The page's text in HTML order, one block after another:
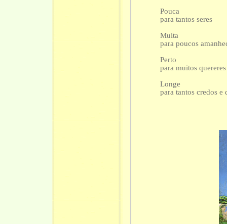
Pouca
para tantos seres
Muita
para poucos
Perto
para muitos quereres
Longe
para tantos credos e